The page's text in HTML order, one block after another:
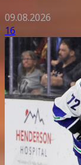
09.08.2026
16